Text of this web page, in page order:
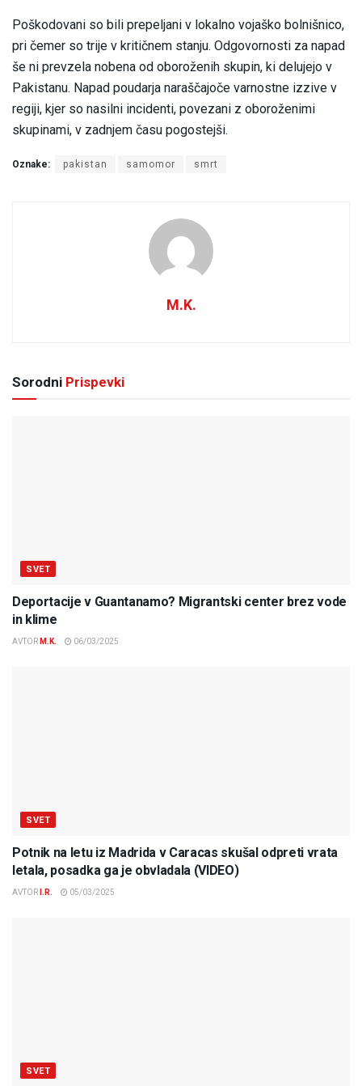
Poškodovani so bili prepeljani v lokalno vojaško bolnišnico,
pri čemer so trije v kritičnem stanju. Odgovornosti za napad
še ni prevzela nobena od oboroženih skupin, ki delujejo v
Pakistanu. Napad poudarja naraščajoče varnostne izzive v
regiji, kjer so nasilni incidenti, povezani z oboroženimi
skupinami, v zadnjem času pogostejši.
Oznake: pakistan samomor smrt
M.K.
Sorodni Prispevki
SVET
Deportacije v Guantanamo? Migrantski center brez vode
in klime
AVTOR M.K. 06/03/2025
SVET
Potnik na letu iz Madrida v Caracas skušal odpreti vrata
letala, posadka ga je obvladala (VIDEO)
AVTOR I.R. 05/03/2025
SVET